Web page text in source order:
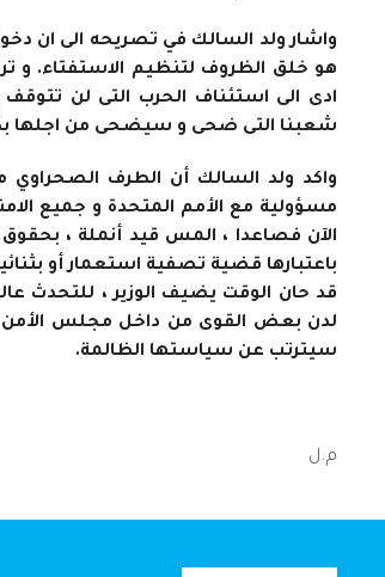
هو خلق الظروف لتنظيم الاستفتاء. و
ادى الى استئناف الحرب التى لن تتوقف
شعبنا التى ضحى و سيضحى من اجلها
واكد ولد السالك أن الطرف
مسؤولية مع الأمم المتحدة و جميع
الآن فصاعدا ، المس قيد أنملة ،
باعتبارها قضية تصفية استعمار أو
قد حان الوقت يضيف الوزير ، للتحدث
لدن بعض القوى من داخل مجلس الأمن و
سيترتب عن سياستها الظالمة.
م.ل